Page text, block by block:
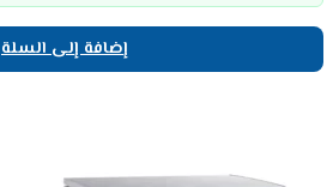
إضافة إلى السلة